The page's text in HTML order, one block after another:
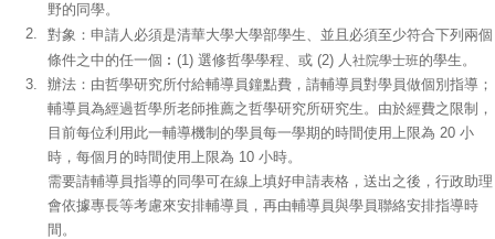
野的同學。
2.
對象：申請人必須是清華大學大學部學生、並且必須至少符合下列兩個
條件之中的任一個︰(1) 選修哲學學程、或 (2) 人社院學士班的學生。
3.
辦法：由哲學研究所付給輔導員鐘點費，請輔導員對學員做個別指導；
輔導員為經過哲學所老師推薦之哲學研究所研究生。由於經費之限制，
目前每位利用此一輔導機制的學員每一學期的時間使用上限為 20 小
時，每個月的時間使用上限為 10 小時。
需要請輔導員指導的同學可在線上填好申請表格，送出之後，行政助理
會依據專長等考慮來安排輔導員，再由輔導員與學員聯絡安排指導時
間。